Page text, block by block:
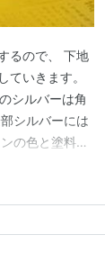
るので、 下地
いきます。
シルバーは角
シルバーには
の色と塗料と
はず。 気